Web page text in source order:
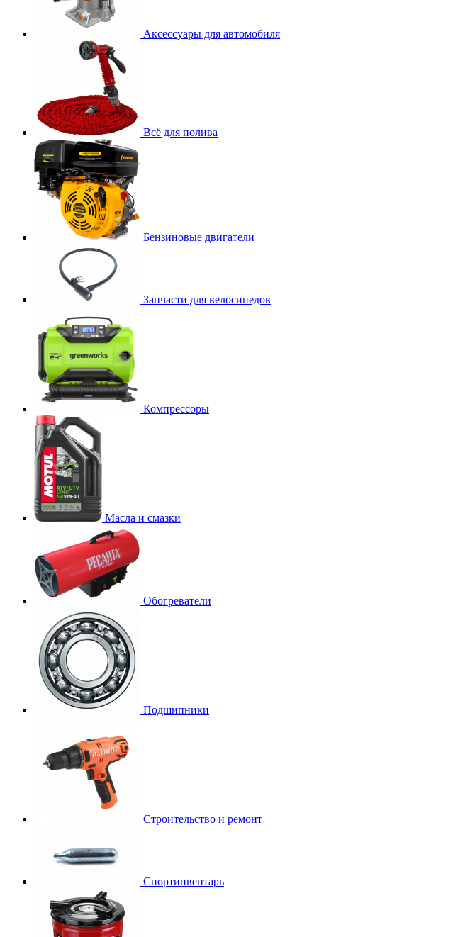
Аксессуары для автомобиля
Всё для полива
Бензиновые двигатели
Запчасти для велосипедов
Компрессоры
Масла и смазки
Обогреватели
Подшипники
Строительство и ремонт
Спортинвентарь